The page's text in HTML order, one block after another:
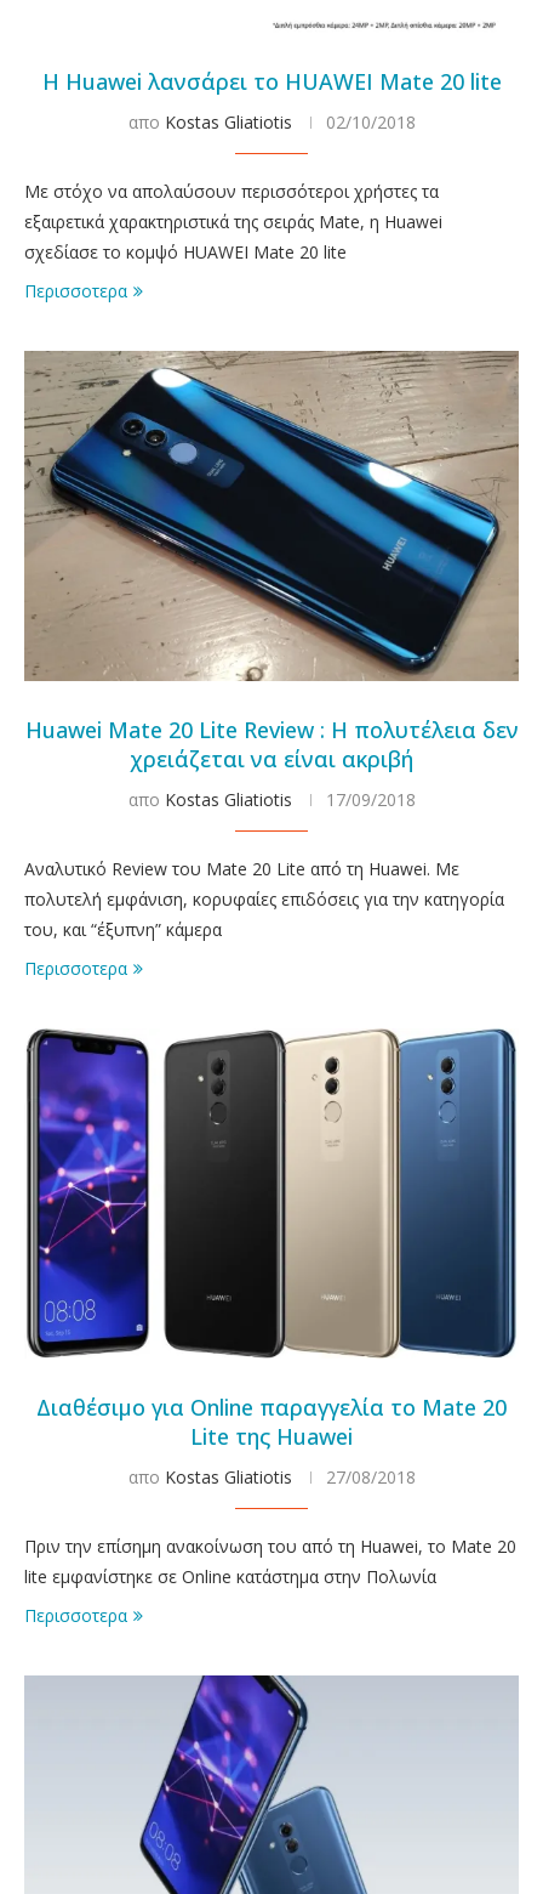
Η Huawei λανσάρει το HUAWEI Mate 20 lite
απο Kostas Gliatiotis 02/10/2018
Με στόχο να απολαύσουν περισσότεροι χρήστες τα
εξαιρετικά χαρακτηριστικά της σειράς Mate, η Huawei
σχεδίασε το κομψό HUAWEI Mate 20 lite
Περισσοτερα
Huawei Mate 20 Lite Review : Η πολυτέλεια δεν
χρειάζεται να είναι ακριβή
απο Kostas Gliatiotis 17/09/2018
Αναλυτικό Review του Mate 20 Lite από τη Huawei. Με
πολυτελή εμφάνιση, κορυφαίες επιδόσεις για την κατηγορία
του, και “έξυπνη” κάμερα
Περισσοτερα
Διαθέσιμο για Online παραγγελία το Mate 20
Lite της Huawei
απο Kostas Gliatiotis 27/08/2018
Πριν την επίσημη ανακοίνωση του από τη Huawei, το Mate 20
lite εμφανίστηκε σε Online κατάστημα στην Πολωνία
Περισσοτερα